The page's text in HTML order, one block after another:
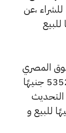
و237810 جنيهًا للشراء ،عن
240650 جنيهًا للبيع
المصري
الآن، حيث بلغ 54080 جنيهًا للبيع و53520 جنيهًا
عن التحديث
كان قد سجل 54160 جنيهًا للبيع و